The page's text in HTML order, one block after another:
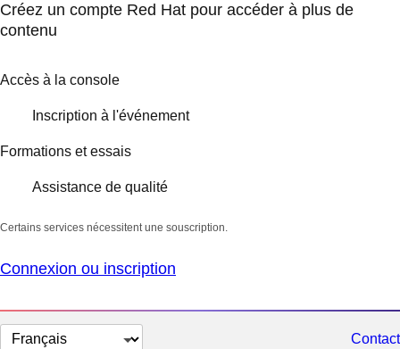
Créez un compte Red Hat pour accéder à plus de
contenu
Accès à la console
Inscription à l'événement
Formations et essais
Assistance de qualité
Certains services nécessitent une souscription.
Connexion ou inscription
Changer
Contact